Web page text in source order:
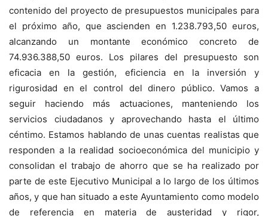
contenido del proyecto de presupuestos municipales para
el próximo año, que ascienden en 1.238.793,50 euros,
alcanzando un montante económico concreto de
74.936.388,50 euros. Los pilares del presupuesto son
eficacia en la gestión, eficiencia en la inversión y
rigurosidad en el control del dinero público. Vamos a
seguir haciendo más actuaciones, manteniendo los
servicios ciudadanos y aprovechando hasta el último
céntimo. Estamos hablando de unas cuentas realistas que
responden a la realidad socioeconómica del municipio y
consolidan el trabajo de ahorro que se ha realizado por
parte de este Ejecutivo Municipal a lo largo de los últimos
años, y que han situado a este Ayuntamiento como modelo
de referencia en materia de austeridad y rigor,